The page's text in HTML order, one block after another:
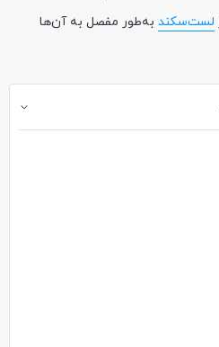
لست‌سکند به‌طور مفصل به آن‌ها